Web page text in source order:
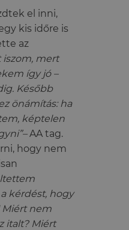
el inni,
kis időre is
az
iszom, mert
így jó –
Később
önámítás: ha
képtelen
AA tag.
hogy nem
kérdést, hogy
Miért nem
italt? Miért